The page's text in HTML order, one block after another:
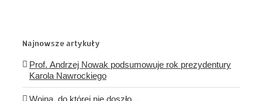
Najnowsze artykuły
Prof. Andrzej Nowak podsumowuje rok prezydentury
Karola Nawrockiego
Wojna, do której nie doszło…